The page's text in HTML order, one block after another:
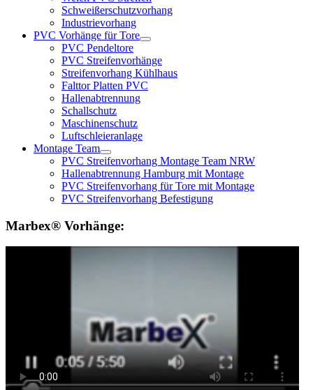
Schweißerschutzvorhang
Industrievorhang
PVC Vorhänge für Tore
PVC Pendeltore
PVC Streifenvorhänge
Streifenvorhang Kühlhaus
Falttor Platten PVC
Hallenabtrennung
Schallschutz
Maschinenschutz
Luftschleieranlage
Montage Team
PVC Streifenvorhang Montage Team NRW
Hallenabtrennung Hamburg mit Montage
PVC Streifenvorhang für Tore mit Montage
PVC Streifenvorhang Befestigung
Marbex® Vorhänge: